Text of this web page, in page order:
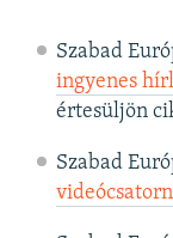
Szabad
ingyenes
értesüljön
Szabad